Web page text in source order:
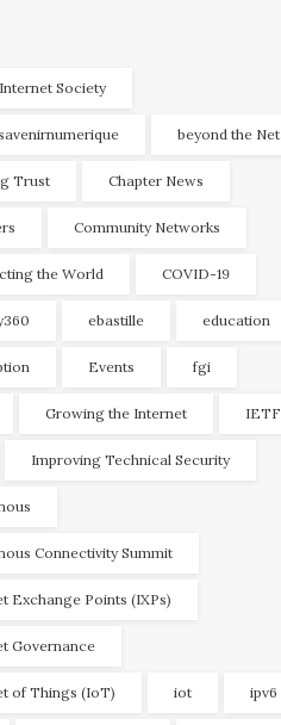
Society
beyond the Net
Trust Chapter News
Community Networks
the World COVID-19
ebastille education
Events fgi
Growing the Internet IETF
Improving Technical Security
Connectivity Summit
Exchange Points (IXPs)
Governance
of Things (IoT) iot ipv6